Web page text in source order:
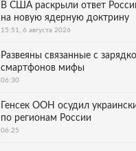
В США раскрыли ответ
на новую ядерную доктрину
15:51, 6 августа 2026
Развеяны связанные с
смартфонов мифы
06:30
Генсек ООН осудил
по регионам России
06:25